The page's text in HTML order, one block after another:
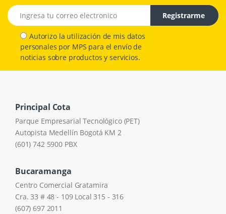
Email address
Registrarme
Autorizo la utilización de mis datos
personales por MPS para el envío de
noticias sobre productos y servicios.
Principal Cota
Parque Empresarial Tecnológico (PET)
Autopista Medellín Bogotá KM 2
(601) 742 5900 PBX
Bucaramanga
Centro Comercial Gratamira
Cra. 33 # 48 - 109 Local 315 - 316
(607) 697 2011